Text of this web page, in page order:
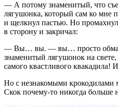
— А потому знаменитый, что
лягушонка, который сам ко мне
и щелкнул пастью. Но
в сторону и закричал:
— Вы… вы. — вы… просто
знаменитый лягушонок на
самого квастливого квакадила!
Но с незнакомыми
Скок почему-то никогда больше